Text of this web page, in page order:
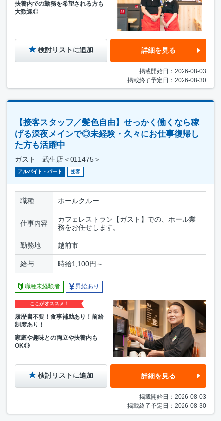
扶養内での勤務を希望される方も
大歓迎◎
検討リストに追加 詳細を見る
掲載開始日：2026-08-03
掲載終了予定日：2026-08-30
【接客スタッフ／髪色自由】せっかく働くなら稼
げる深夜メインで◎未経験・久々にお仕事復帰し
た方も活躍中
ガスト 武生店＜011475＞
アルバイト・パート 接客
職種 ホールクルー
仕事内容
カフェレストラン【ガスト】での、ホール業
務をお任せします。
勤務地 越前市
給与 時給1,100円～
職種未経験者 昇給あり
ここがオススメ！
履歴書不要！食事補助あり！前給
制度あり！
家庭や趣味との両立や扶養内も
OK◎
検討リストに追加 詳細を見る
掲載開始日：2026-08-03
掲載終了予定日：2026-08-30